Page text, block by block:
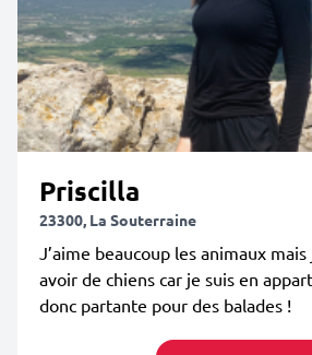
Priscilla
23300, La Souterraine
J’aime beaucoup les animaux
avoir de chiens car je suis en
donc partante pour des balades !